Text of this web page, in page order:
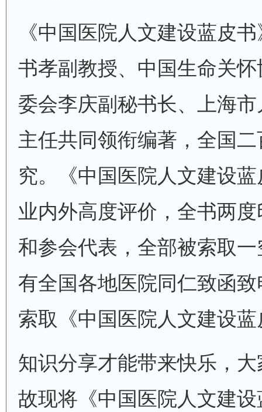
《中国医院人文建设蓝皮
书孝副教授、中国生命关
委会李庆副秘书长、上海
主任共同领衔编著，全国
究。《中国医院人文建设
业内外高度评价，全书两
和参会代表，全部被索取
有全国各地医院同仁致函
索取《中国医院人文建设
知识分享才能带来快乐，
故现将《中国医院人文建